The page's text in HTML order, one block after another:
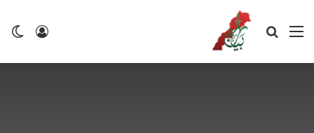
تسجيل
القائمة بحث